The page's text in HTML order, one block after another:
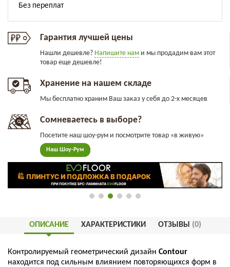
Гарантия лучшей цены
Нашли дешевле? Напишите нам и мы продадим вам этот
товар еще дешевле!
Хранение на нашем складе
Мы бесплатно храним Ваш заказ у себя до 2-х месяцев
Сомневаетесь в выборе?
Посетите наш шоу-рум и посмотрите товар «в живую»
Наш Шоу-Рум
ОПИСАНИЕ ХАРАКТЕРИСТИКИ ОТЗЫВЫ (0)
Контролируемый геометрический дизайн Contour
находится под сильным влиянием повторяющихся форм в